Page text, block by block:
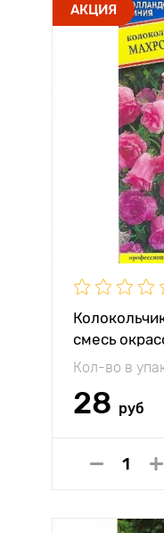
АКЦИЯ
смесь
Кол-во в
28 руб